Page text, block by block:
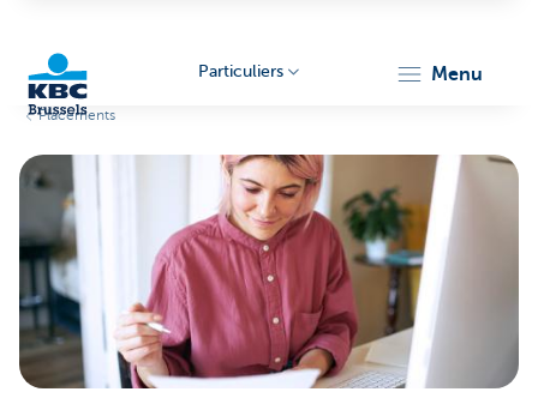
Brussels
Particuliers menu
Placements